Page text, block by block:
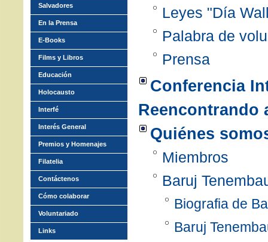
Leyes "Día
Palabra de
Prensa
Conferencia
Reencontrando
Quiénes
Miembros
Baruj
Biografia de
Baruj
Salvadores
En la Prensa
E-Books
Films y Libros
Educación
Holocausto
Interfé
Interés General
Premios y Homenajes
Filatelia
Contáctenos
Cómo colaborar
Voluntariado
Links